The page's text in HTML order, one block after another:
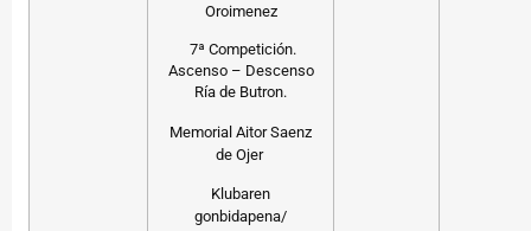
Oroimenez
7ª Competición.
Ascenso – Descenso
Ría de Butron.
Memorial Aitor Saenz
de Ojer
Klubaren
gonbidapena/